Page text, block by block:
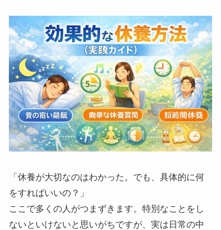
「休養が大切なのはわかった。でも、具体的に何
をすればいいの？」
ここで多くの人がつまずきます。特別なことをし
ないといけないと思いがちですが、実は日常の中